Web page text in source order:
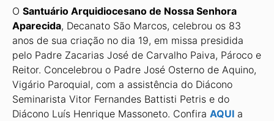
O Santuário Arquidiocesano de Nossa Senhora
Aparecida, Decanato São Marcos, celebrou os 83
anos de sua criação no dia 19, em missa presidida
pelo Padre Zacarias José de Carvalho Paiva, Pároco e
Reitor. Concelebrou o Padre José Osterno de Aquino,
Vigário Paroquial, com a assistência do Diácono
Seminarista Vitor Fernandes Battisti Petris e do
Diácono Luís Henrique Massoneto. Confira AQUI a